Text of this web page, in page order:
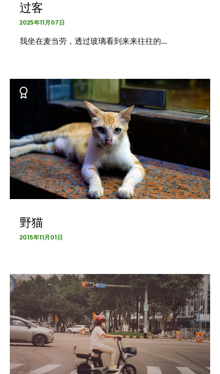
过客
2025年11月07日
我坐在麦当劳，透过玻璃看到来来往往的…
野猫
2015年11月01日